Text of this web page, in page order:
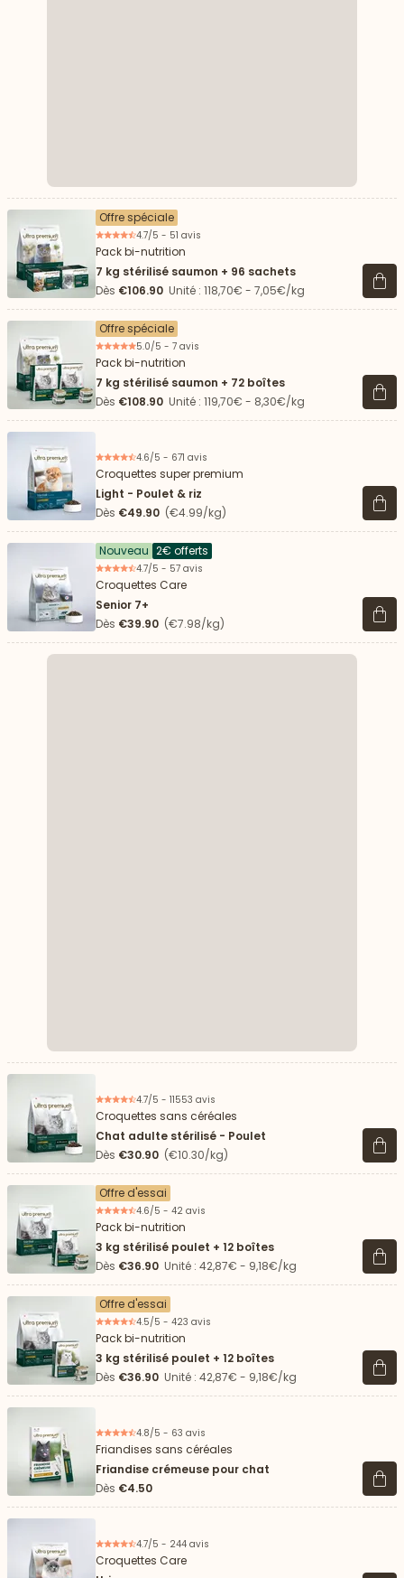
Offre spéciale
4.7/5 - 51 avis
Pack bi-nutrition
7 kg stérilisé saumon + 96 sachets
Dès €106.90 Unité : 118,70€ - 7,05€/kg Voir
Offre spéciale
5.0/5 - 7 avis
Pack bi-nutrition
7 kg stérilisé saumon + 72 boîtes
Dès €108.90 Unité : 119,70€ - 8,30€/kg Voir
4.6/5 - 671 avis
Croquettes super premium
Light - Poulet & riz
Dès €49.90 (€4.99/kg) Voir
Nouveau 2€ offerts
4.7/5 - 57 avis
Croquettes Care
Senior 7+
Dès €39.90 (€7.98/kg) Voir
4.7/5 - 11553 avis
Croquettes sans céréales
Chat adulte stérilisé - Poulet
Dès €30.90 (€10.30/kg) Voir
Offre d'essai
4.6/5 - 42 avis
Pack bi-nutrition
3 kg stérilisé poulet + 12 boîtes
Dès €36.90 Unité : 42,87€ - 9,18€/kg Voir
Offre d'essai
4.5/5 - 423 avis
Pack bi-nutrition
3 kg stérilisé poulet + 12 boîtes
Dès €36.90 Unité : 42,87€ - 9,18€/kg Voir
4.8/5 - 63 avis
Friandises sans céréales
Friandise crémeuse pour chat
Dès €4.50 Voir
4.7/5 - 244 avis
Croquettes Care